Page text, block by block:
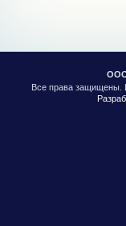
ООО
Все права защищены.